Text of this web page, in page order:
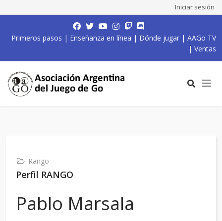
Iniciar sesión
Primeros pasos | Enseñanza en línea | Dónde jugar | AAGo TV
| Ventas
Rango
Perfil RANGO
Pablo Marsala